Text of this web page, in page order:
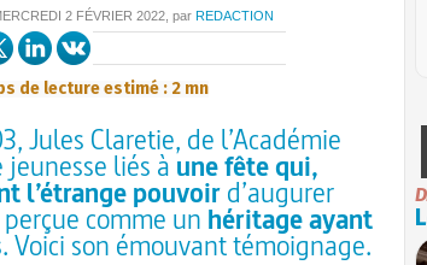
2 FÉVRIER 2022, par REDACTION
de lecture estimé : 2 mn
Jules Claretie, de l’Académie
liés àune fête qui,
l’étrange pouvoird’augurer
comme un héritage ayant
. Voici son émouvant témoignage.